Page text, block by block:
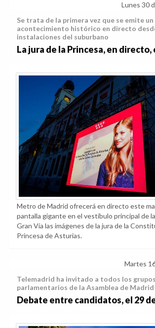
Lunes 30
Se trata de la primera vez que se emite un
acontecimiento histórico en directo
instalaciones del suburbano
La jura de la Princesa, en
Metro de Madrid ofrecerá en directo este
pantalla gigante en el vestíbulo principal de
Gran Vía las imágenes de la jura de la
Princesa de Asturias.
Martes
Telemadrid ha invitado a todos los grupos
parlamentarios de la Asamblea de Madrid
Debate entre candidatos, el 29